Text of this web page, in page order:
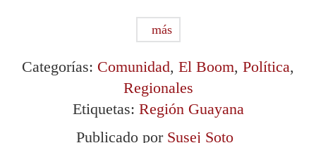
más
Categorías: Comunidad, El Boom, Política,
Regionales
Etiquetas: Región Guayana
Publicado por Susej Soto